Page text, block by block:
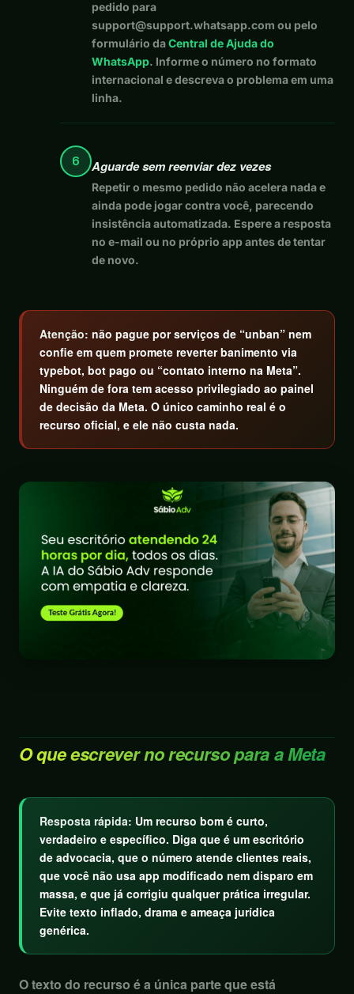
pedido para
support@support.whatsapp.com ou pelo
formulário daCentral de Ajuda do
WhatsApp. Informe o número no formato
internacional e descreva o problema em uma
linha.
6 Aguarde sem reenviar dez vezes
Repetir o mesmo pedido não acelera nada e
ainda pode jogar contra você, parecendo
insistência automatizada. Espere a resposta
no e-mail ou no próprio app antes de tentar
de novo.
Atenção: não pague por serviços de “unban” nem
confie em quem promete reverter banimento via
typebot, bot pago ou “contato interno na Meta”.
Ninguém de fora tem acesso privilegiado ao painel
de decisão da Meta. O único caminho real é o
recurso oficial, e ele não custa nada.
O que escrever no recurso para a Meta
Resposta rápida: Um recurso bom é curto,
verdadeiro e específico. Diga que é um escritório
de advocacia, que o número atende clientes reais,
que você não usa app modificado nem disparo em
massa, e que já corrigiu qualquer prática irregular.
Evite texto inflado, drama e ameaça jurídica
genérica.
O texto do recurso é a única parte que está